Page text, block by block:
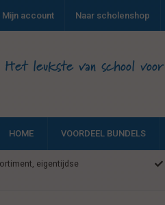
Mijn account Naar scholenshop
Het leukste van school
HOME VOORDEEL BUNDELS
eigentijdse